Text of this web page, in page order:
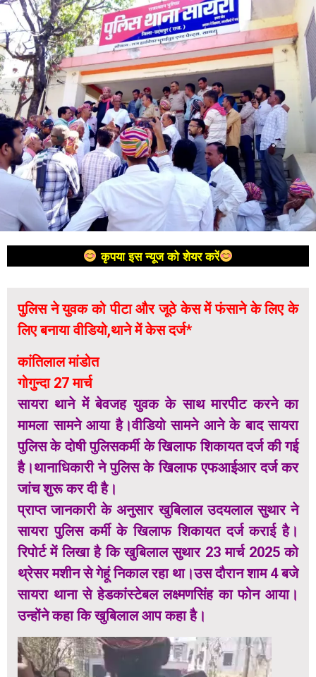
कृपया इस न्यूज को शेयर करें
पुलिस ने युवक को पीटा और जूठे केस में फंसाने के लिए के
लिए बनाया वीडियो,थाने में केस दर्ज*
कांतिलाल मांडोत
गोगुन्दा 27 मार्च
सायरा थाने में बेवजह युवक के साथ मारपीट करने का
मामला सामने आया है।वीडियो सामने आने के बाद सायरा
पुलिस के दोषी पुलिसकर्मी के खिलाफ शिकायत दर्ज की गई
है।थानाधिकारी ने पुलिस के खिलाफ एफआईआर दर्ज कर
जांच शुरू कर दी है।
प्राप्त जानकारी के अनुसार खुबिलाल उदयलाल सुथार ने
सायरा पुलिस कर्मी के खिलाफ शिकायत दर्ज कराई है।
रिपोर्ट में लिखा है कि खुबिलाल सुथार 23 मार्च 2025 को
थ्रेसर मशीन से गेहूं निकाल रहा था।उस दौरान शाम 4 बजे
सायरा थाना से हेडकांस्टेबल लक्ष्मणसिंह का फोन आया।
उन्होंने कहा कि खुबिलाल आप कहा है।
Video
Player